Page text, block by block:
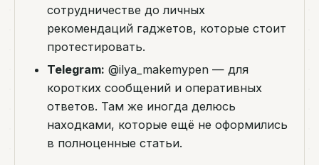
сотрудничестве до личных
рекомендаций гаджетов, которые стоит
протестировать.
Telegram: @ilya_makemypen — для
коротких сообщений и оперативных
ответов. Там же иногда делюсь
находками, которые ещё не оформились
в полноценные статьи.